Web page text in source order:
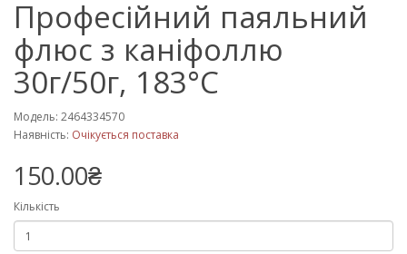
Професійний паяльний
флюс з каніфоллю
30г/50г, 183°С
Модель: 2464334570
Наявність: Очікується поставка
150.00₴
Кількість